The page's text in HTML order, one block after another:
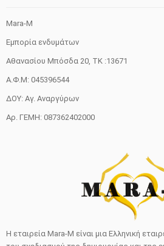
Mara-M
Εμπορία ενδυμάτων
Αθανασίου Μπόσδα 20, ΤΚ :13671
Α.Φ.Μ: 045396544
ΔΟΥ: Αγ. Αναργύρων
Αρ. ΓΕΜΗ: 087362402000
Η εταιρεία Mara-M είναι μια Ελληνική